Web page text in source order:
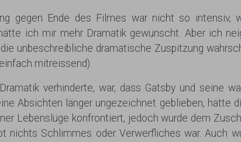
gegen Ende des Filmes war nicht so intensiv,
ich mir mehr Dramatik gewünscht. Aber ich
unbeschreibliche dramatische Zuspitzung
mitreissend).
verhinderte, war, dass Gatsby und seine
Absichten länger ungezeichnet geblieben, hätte
Lebenslüge konfrontiert, jedoch wurde dem
nichts Schlimmes oder Verwerfliches war. Auch